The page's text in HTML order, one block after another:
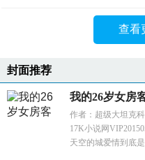
查看
封面推荐
我的26岁女房
作者：超级大坦克
17K小说网
天空的城爱情到底